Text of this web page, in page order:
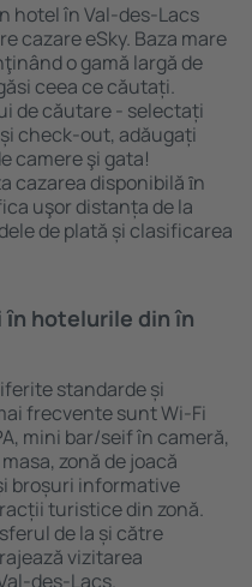
hotel în Val-des-Lacs
cazare eSky. Baza mare
o gamă largă de
ceea ce căutați.
de căutare - selectați
check-out, adăugați
camere şi gata!
cazarea disponibilă ȋn
uşor distanța de la
de plată și clasificarea
hotelurile din în
standarde și
frecvente sunt Wi-Fi
mini bar/seif în cameră,
zonă de joacă
broșuri informative
turistice din zonă.
de la și către
vizitarea
des-Lacs.